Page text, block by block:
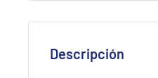
Descripción